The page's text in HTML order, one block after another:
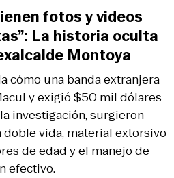
cómo una banda extranjera
y exigió $50 mil dólares
investigación, surgieron
vida, material extorsivo
de edad y el manejo de
efectivo.
fotos y videos
La historia oculta
Montoya